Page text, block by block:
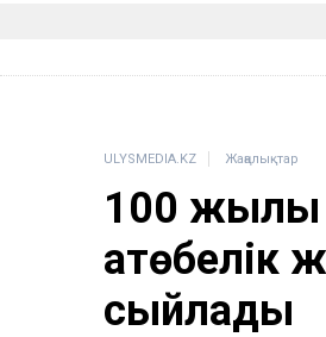
ULYSMEDIA.KZ Жаңалықтар
100
ақтөбелік
сыйлады